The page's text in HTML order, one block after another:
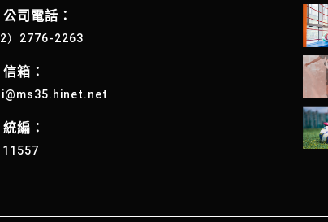
公司電話：
）2776-2263
信箱：
統編：